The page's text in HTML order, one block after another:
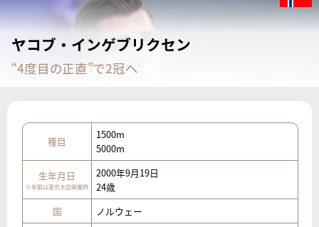
ヤコブ・インゲブリクセン
“4度目の正直”で2冠へ
種目
1500m
5000m
生年月日
※年齢は東京大会開催時
2000年9月19日
24歳
国
ノルウェー